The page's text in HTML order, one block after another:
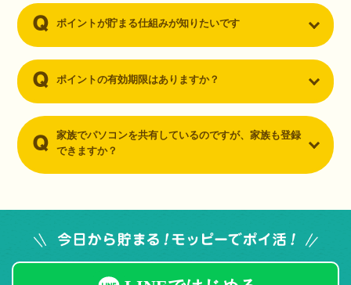
ポイントが貯まる仕組みが知りたいです
ポイントの有効期限はありますか？
家族でパソコンを共有しているのですが、家族も登録
できますか？